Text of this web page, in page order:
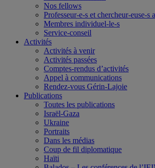
Nos fellows
Professeur-e-s et chercheur-euse-s
Membres individuel-le-s
Service-conseil
Activités
Activités à venir
Activités passées
Comptes-rendus d’activités
Appel à communications
Rendez-vous Gérin-Lajoie
Publications
Toutes les publications
Israël-Gaza
Ukraine
Portraits
Dans les médias
Coup de fil diplomatique
Haïti